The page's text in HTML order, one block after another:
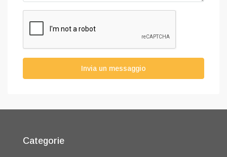
Invia un messaggio
Categorie